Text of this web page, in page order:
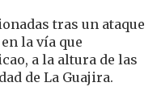
tras un ataque
la vía que
a la altura de las
de La Guajira.